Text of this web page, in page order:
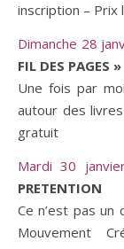
inscription – Prix
Dimanche 28
FIL DES PAGES »
Une fois par
autour des
gratuit
Mardi 30
PRETENTION
Ce n’est pas
Mouvement